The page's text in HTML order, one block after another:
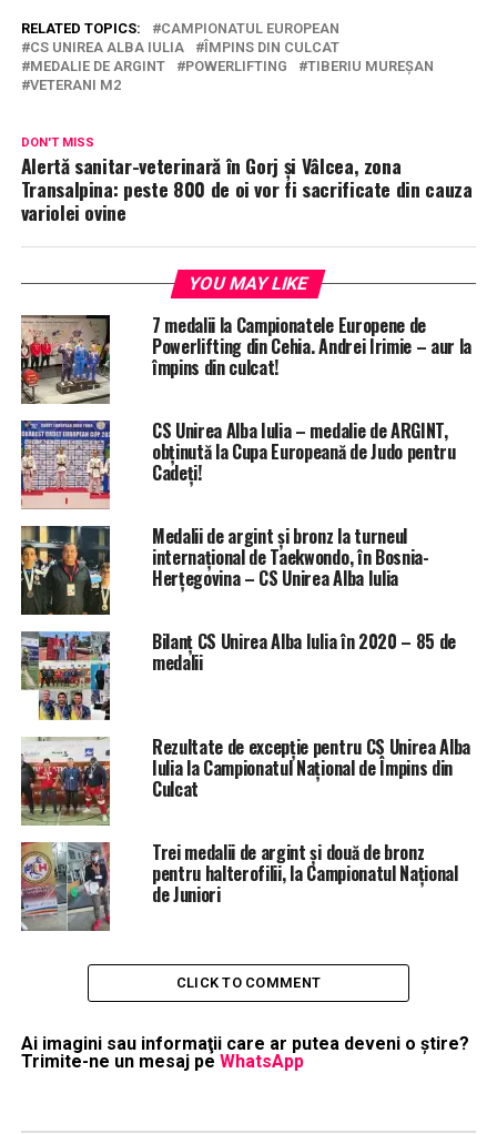
RELATED TOPICS:
CAMPIONATUL EUROPEAN
CS UNIREA ALBA IULIA
ÎMPINS DIN CULCAT
MEDALIE DE ARGINT
POWERLIFTING
TIBERIU MUREȘAN
VETERANI M2
DON'T MISS
Alertă sanitar-veterinară în Gorj și Vâlcea, zona
Transalpina: peste 800 de oi vor fi sacrificate din cauza
variolei ovine
YOU MAY LIKE
7 medalii la Campionatele Europene de
Powerlifting din Cehia. Andrei Irimie – aur la
împins din culcat!
CS Unirea Alba Iulia – medalie de ARGINT,
obținută la Cupa Europeană de Judo pentru
Cadeți!
Medalii de argint și bronz la turneul
internațional de Taekwondo, în Bosnia-
Herțegovina – CS Unirea Alba Iulia
Bilanț CS Unirea Alba Iulia în 2020 – 85 de
medalii
Rezultate de excepție pentru CS Unirea Alba
Iulia la Campionatul Național de Împins din
Culcat
Trei medalii de argint și două de bronz
pentru halterofilii, la Campionatul Național
de Juniori
CLICK TO COMMENT
Ai imagini sau informaţii care ar putea deveni o ştire?
Trimite-ne un mesaj pe WhatsApp